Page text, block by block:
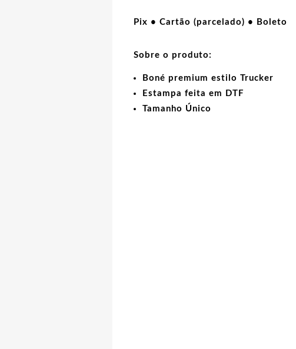
Pix • Cartão (parcelado) • Boleto
Sobre o produto:
Boné premium estilo Trucker
Estampa feita em DTF
Tamanho Único